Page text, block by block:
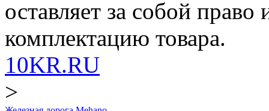
оставляет за собой
комплектацию товара.
10KR.RU
>